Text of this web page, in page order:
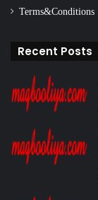
Terms & Conditions
Recent Posts